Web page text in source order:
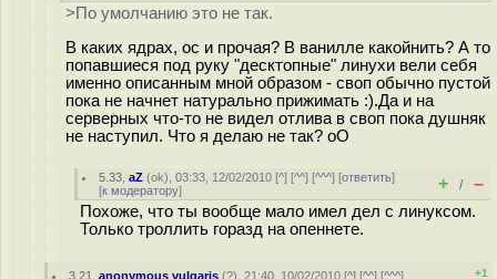
>По умолчанию это не так.
В каких ядрах, ос и прочая? В ванилле какойнить? А то
попавшиеся под руку "десктопные" линухи вели себя
именно описанным мной образом - своп обычно пустой
пока не начнет натурально прижимать :).Да и на
серверных что-то не видел отлива в своп пока душняк
не наступил. Что я делаю не так? oO
5.33 ,aZ (ok), 03:33, 12/02/2010 [^] [^^] [^^^] [ответить]
[к модератору] + / –
Похоже, что ты вообще мало имел дел с линуксом.
Только троллить горазд на опеннете.
3.21 ,anonymous vulgaris (?), 21:40, 10/02/2010 [^] [^^] [^^^]
+1